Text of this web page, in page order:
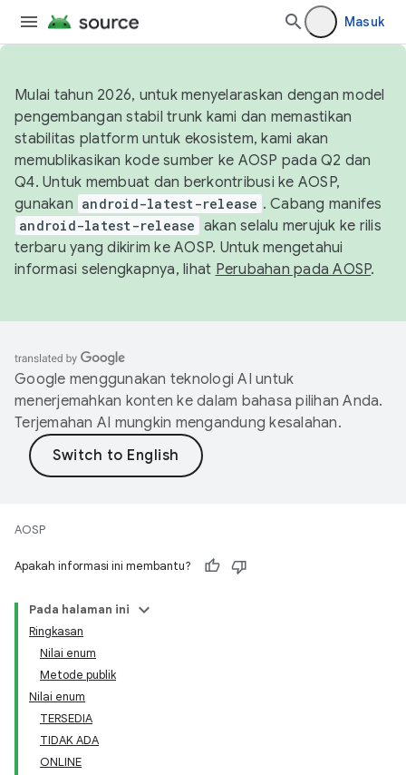
Masuk
Mulai tahun 2026, untuk menyelaraskan dengan model
pengembangan stabil trunk kami dan memastikan
stabilitas platform untuk ekosistem, kami akan
memublikasikan kode sumber ke AOSP pada Q2 dan
Q4. Untuk membuat dan berkontribusi ke AOSP,
gunakan android-latest-release . Cabang manifes
android-latest-release akan selalu merujuk ke rilis
terbaru yang dikirim ke AOSP. Untuk mengetahui
informasi selengkapnya, lihat Perubahan pada AOSP.
Google menggunakan teknologi AI untuk
menerjemahkan konten ke dalam bahasa pilihan Anda.
Terjemahan AI mungkin mengandung kesalahan.
AOSP
Apakah informasi ini membantu?
Pada halaman ini
Ringkasan
Nilai enum
Metode publik
Nilai enum
TERSEDIA
TIDAK ADA
ONLINE